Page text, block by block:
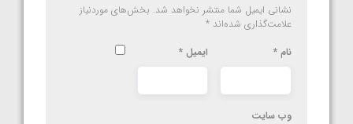
نشانی ایمیل شما منتشر نخواهد شد. بخش‌های موردنیاز
علامت‌گذاری شده‌اند *
نام * ایمیل *
وب‌ سایت